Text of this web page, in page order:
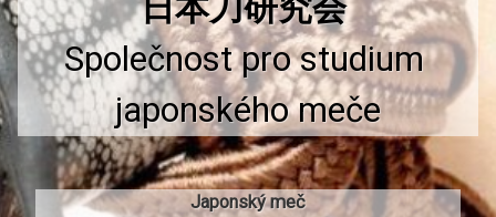
Společnost pro studium
japonského meče
Japonský meč